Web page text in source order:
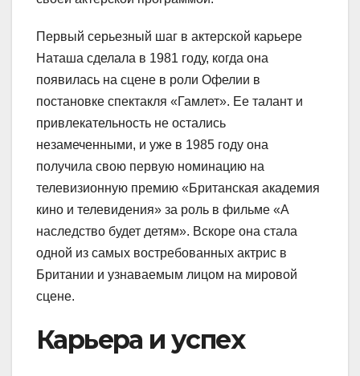
Первый серьезный шаг в актерской карьере
Наташа сделала в 1981 году, когда она
появилась на сцене в роли Офелии в
постановке спектакля «Гамлет». Ее талант и
привлекательность не остались
незамеченными, и уже в 1985 году она
получила свою первую номинацию на
телевизионную премию «Британская академия
кино и телевидения» за роль в фильме «А
наследство будет детям». Вскоре она стала
одной из самых востребованных актрис в
Британии и узнаваемым лицом на мировой
сцене.
Карьера и успех